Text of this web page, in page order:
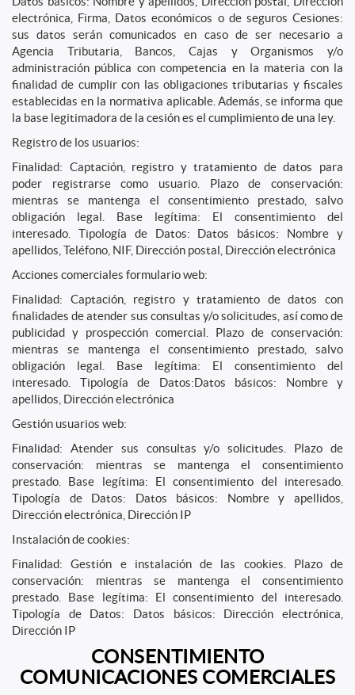
electrónica, Firma, Datos económicos o de seguros Cesiones:
sus datos serán comunicados en caso de ser necesario a
Agencia Tributaria, Bancos, Cajas y Organismos y/o
administración pública con competencia en la materia con la
finalidad de cumplir con las obligaciones tributarias y fiscales
establecidas en la normativa aplicable. Además, se informa que
la base legitimadora de la cesión es el cumplimiento de una ley.
Registro de los usuarios:
Finalidad: Captación, registro y tratamiento de datos para
poder registrarse como usuario. Plazo de conservación:
mientras se mantenga el consentimiento prestado, salvo
obligación legal. Base legítima: El consentimiento del
interesado. Tipología de Datos: Datos básicos: Nombre y
apellidos, Teléfono, NIF, Dirección postal, Dirección electrónica
Acciones comerciales formulario web:
Finalidad: Captación, registro y tratamiento de datos con
finalidades de atender sus consultas y/o solicitudes, así como de
publicidad y prospección comercial. Plazo de conservación:
mientras se mantenga el consentimiento prestado, salvo
obligación legal. Base legítima: El consentimiento del
interesado. Tipología de Datos:Datos básicos: Nombre y
apellidos, Dirección electrónica
Gestión usuarios web:
Finalidad: Atender sus consultas y/o solicitudes. Plazo de
conservación: mientras se mantenga el consentimiento
prestado. Base legítima: El consentimiento del interesado.
Tipología de Datos: Datos básicos: Nombre y apellidos,
Dirección electrónica, Dirección IP
Instalación de cookies:
Finalidad: Gestión e instalación de las cookies. Plazo de
conservación: mientras se mantenga el consentimiento
prestado. Base legítima: El consentimiento del interesado.
Tipología de Datos: Datos básicos: Dirección electrónica,
Dirección IP
CONSENTIMIENTO
COMUNICACIONES COMERCIALES